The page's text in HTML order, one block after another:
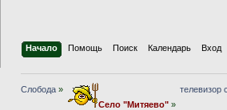
Начало Помощь Поиск Календарь Вход
Слобода »
Село "Митяево"»
телевизор